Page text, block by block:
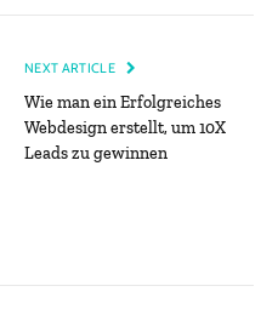
NEXT ARTICLE
Wie man ein Erfolgreiches
Webdesign erstellt, um 10X
Leads zu gewinnen